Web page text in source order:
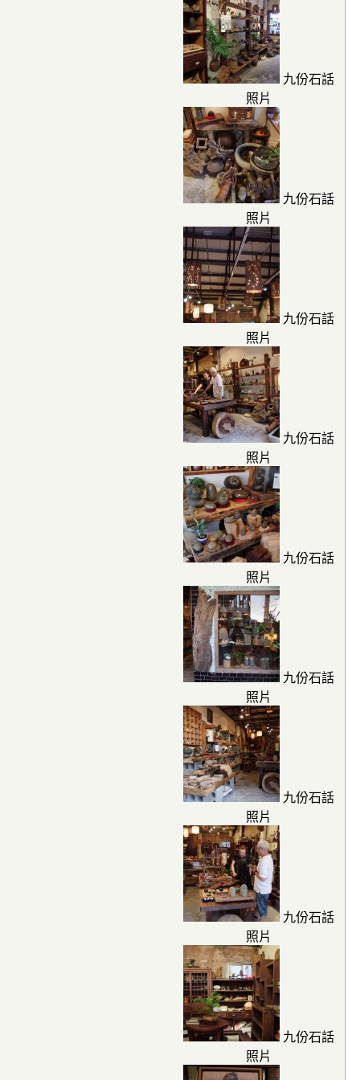
九份石話
照片
九份石話
照片
九份石話
照片
九份石話
照片
九份石話
照片
九份石話
照片
九份石話
照片
九份石話
照片
九份石話
照片